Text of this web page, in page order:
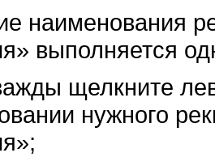
наименования
выполняется
щелкните
нужного